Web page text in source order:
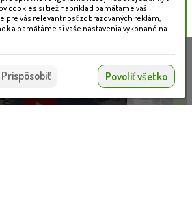
cookies, ktoré nám
Používaním našich
s používaním súborov
Súhlasím
cookies si tiež napríklad pamätáme váš
pre vás relevantnosť zobrazovaných reklám,
a pamätáme si vaše nastavenia vykonané na
Prispôsobiť Povoliť všetko